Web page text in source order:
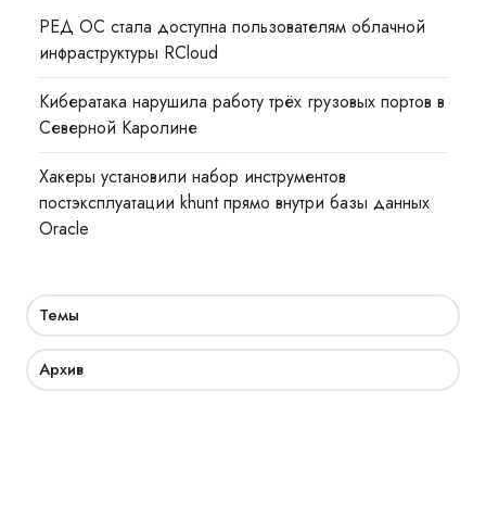
РЕД ОС стала доступна пользователям облачной
инфраструктуры RCloud
Кибератака нарушила работу трёх грузовых портов в
Северной Каролине
Хакеры установили набор инструментов
постэксплуатации khunt прямо внутри базы данных
Oracle
Темы
Архив